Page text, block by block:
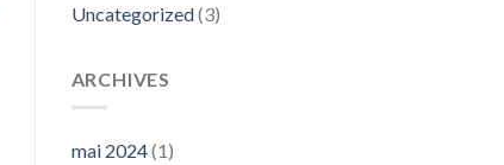
Uncategorized(3)
ARCHIVES
mai 2024(1)